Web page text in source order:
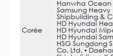
Corée
Hanwha Ocean
Samsung Heavy
Shipbuilding &
HD Hyundai
HD Hyundai
HD Hyundai
HSG Sungdong
Co. Ltd. ▪